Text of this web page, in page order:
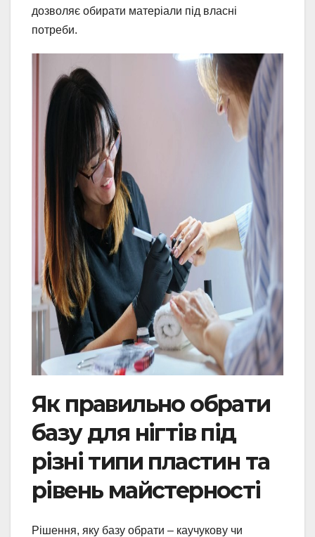
дозволяє обирати матеріали під власні
потреби.
Як правильно обрати
базу для нігтів під
різні типи пластин та
рівень майстерності
Рішення, яку базу обрати – каучукову чи